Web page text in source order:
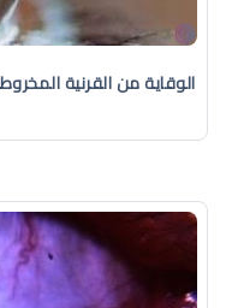
الوقاية من القرنية